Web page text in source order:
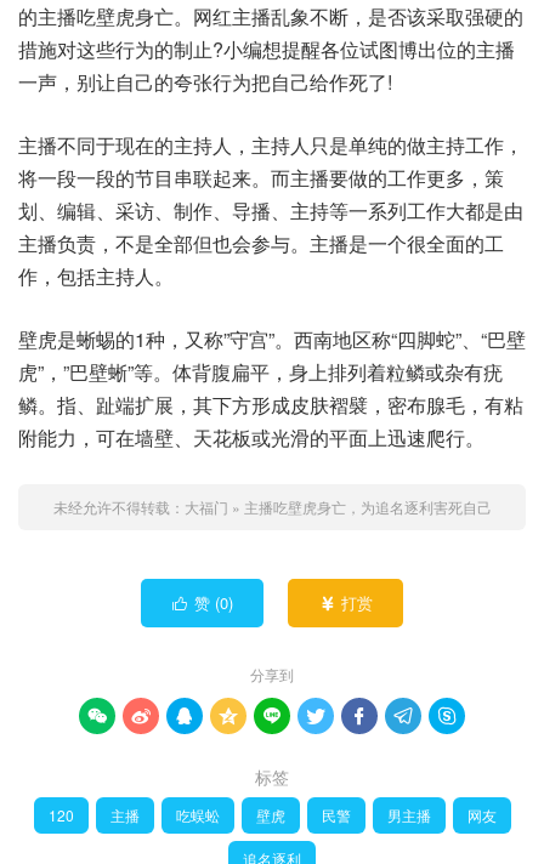
的主播吃壁虎身亡。网红主播乱象不断，是否该采取强硬的
措施对这些行为的制止?小编想提醒各位试图博出位的主播
一声，别让自己的夸张行为把自己给作死了!
主播不同于现在的主持人，主持人只是单纯的做主持工作，
将一段一段的节目串联起来。而主播要做的工作更多，策
划、编辑、采访、制作、导播、主持等一系列工作大都是由
主播负责，不是全部但也会参与。主播是一个很全面的工
作，包括主持人。
壁虎是蜥蜴的1种，又称”守宫”。西南地区称“四脚蛇”、“巴壁
虎”，”巴壁蜥”等。体背腹扁平，身上排列着粒鳞或杂有疣
鳞。指、趾端扩展，其下方形成皮肤褶襞，密布腺毛，有粘
附能力，可在墙壁、天花板或光滑的平面上迅速爬行。
未经允许不得转载： 大福门 » 主播吃壁虎身亡，为追名逐利害死自己
 赞 (0)  打赏
分享到
        
标签
120 主播 吃蜈蚣 壁虎 民警 男主播 网友
追名逐利